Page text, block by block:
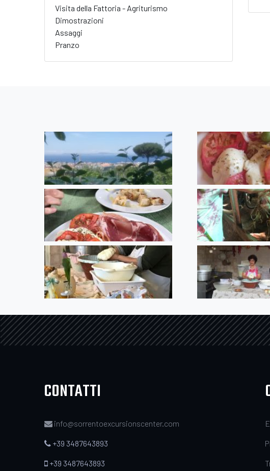
Visita della Fattoria - Agriturismo
Dimostrazioni
Assaggi
Pranzo
CONTATTI
info@sorrentoexcursionscenter.com
+39 3487643893
+39 3487643893